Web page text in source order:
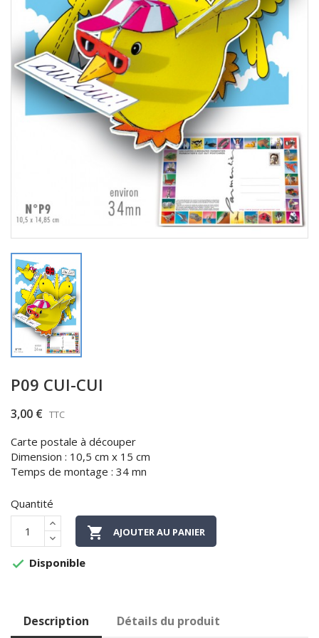
P09 CUI-CUI
3,00 € TTC
Carte postale à découper
Dimension : 10,5 cm x 15 cm
Temps de montage : 34 mn
Quantité
 AJOUTER AU PANIER
 Disponible
Description Détails du produit